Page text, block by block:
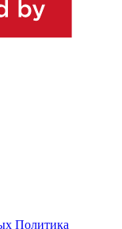
Политика